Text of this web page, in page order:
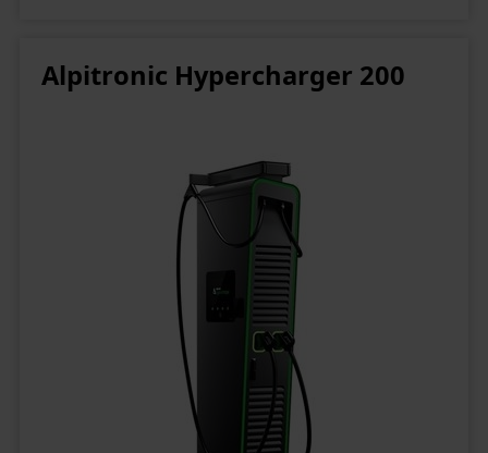
Alpitronic Hypercharger 200